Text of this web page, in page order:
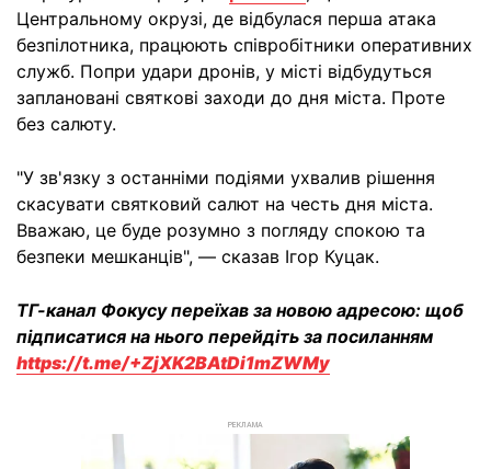
Центральному окрузі, де відбулася перша атака
безпілотника, працюють співробітники оперативних
служб. Попри удари дронів, у місті відбудуться
заплановані святкові заходи до дня міста. Проте
без салюту.
"У зв'язку з останніми подіями ухвалив рішення
скасувати святковий салют на честь дня міста.
Вважаю, це буде розумно з погляду спокою та
безпеки мешканців", — сказав Ігор Куцак.
ТГ-канал Фокусу переїхав за новою адресою: щоб
підписатися на нього перейдіть за посиланням
https://t.me/+ZjXK2BAtDi1mZWMy
РЕКЛАМА